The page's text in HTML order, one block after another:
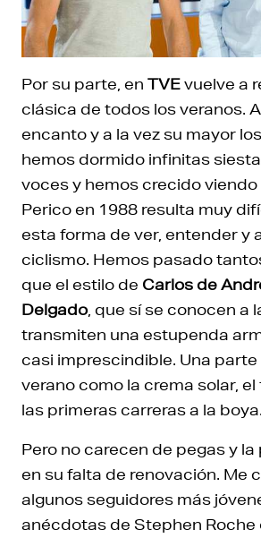
Por su parte, en TVEvuelve a
clásica de todos los veranos.
encanto y a la vez su mayor
hemos dormido infinitas
voces y hemos crecido viendo
Perico en 1988 resulta muy
esta forma de ver, entender y
ciclismo. Hemos pasado
que el estilo de Carlos de
Delgado, que sí se conocen a
transmiten una estupenda
casi imprescindible. Una parte
verano como la crema solar,
las primeras carreras a la boya.
Pero no carecen de pegas y
en su falta de renovación. Me
algunos seguidores más
anécdotas de Stephen Roche